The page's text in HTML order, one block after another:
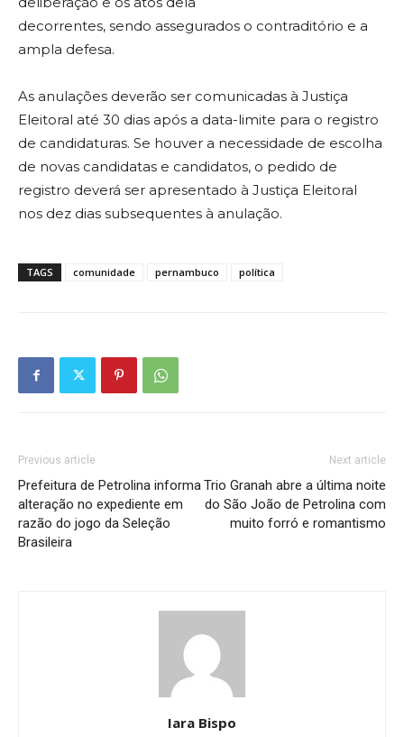
decorrentes, sendo assegurados o contraditório e a
ampla defesa.
As anulações deverão ser comunicadas à Justiça
Eleitoral até 30 dias após a data-limite para o registro
de candidaturas. Se houver a necessidade de escolha
de novas candidatas e candidatos, o pedido de
registro deverá ser apresentado à Justiça Eleitoral
nos dez dias subsequentes à anulação.
TAGS comunidade pernambuco política
Previous article
Prefeitura de Petrolina informa
alteração no expediente em
razão do jogo da Seleção
Brasileira
Next article
Trio Granah abre a última noite
do São João de Petrolina com
muito forró e romantismo
Iara Bispo